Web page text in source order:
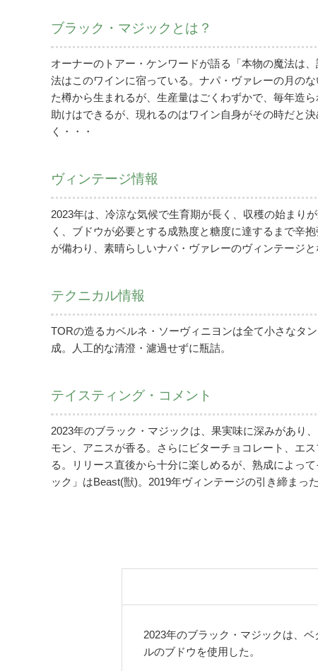
ブラック・マジックとは？
オーナーのトアー・ケンワードが語る「本物の魔法は
法はこのワインに宿っている。ナパ・ヴァレーの月の
た樽から生まれるが、生産量はごくわずかで、毎年造
助けはできるが、現れるのはワイン自身がその時だと
く・・・
ヴィンテージ情報
2023年は、冷涼な気候で生育期が長く、収穫の始まり
く、ブドウが必要とする成熟度と糖度に達するまで辛
が備わり、素晴らしいナパ・ヴァレーのヴィンテージと
テクニカル情報
TORの造るカベルネ・ソーヴィニヨンは全て小さなタ
成。人工的な清澄・濾過せずに瓶詰。
テイスティング・コメント
2023年のブラック・マジックは、果実味に深みがあり
モン、アニスが香る。さらにビターチョコレート、エ
る。リリース直後から十分に楽しめるが、熟成によっ
ック」はBeast(獣)。2019年ヴィンテージの引き締まっ
2023年のブラック・マジックは、
ルのブドウを使用した。